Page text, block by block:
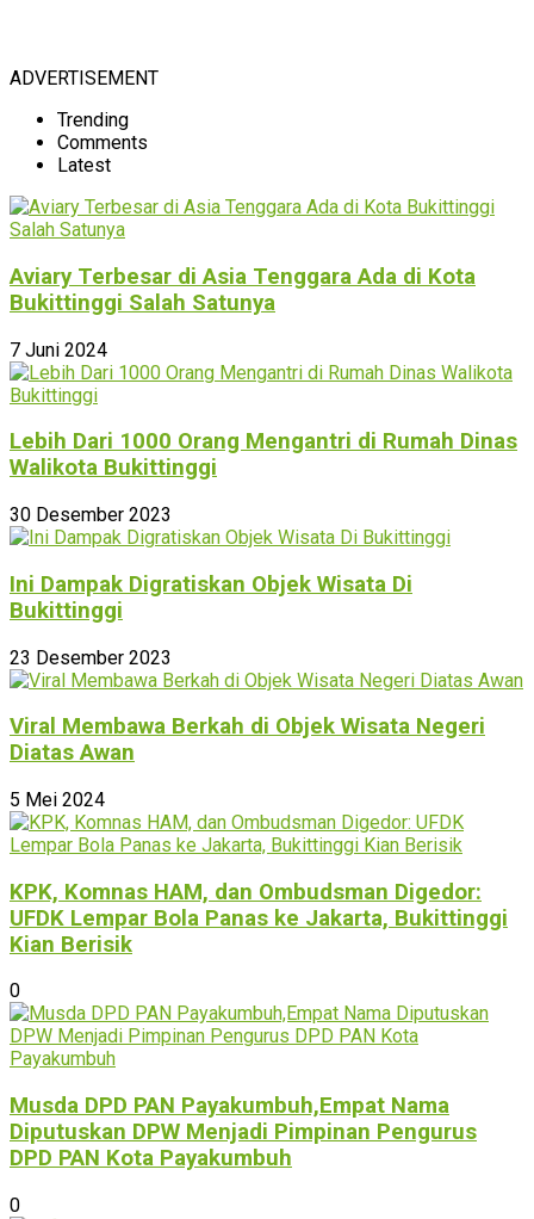
ADVERTISEMENT
Trending
Comments
Latest
Aviary Terbesar di Asia Tenggara Ada di Kota
Bukittinggi Salah Satunya
7 Juni 2024
Lebih Dari 1000 Orang Mengantri di Rumah Dinas
Walikota Bukittinggi
30 Desember 2023
Ini Dampak Digratiskan Objek Wisata Di
Bukittinggi
23 Desember 2023
Viral Membawa Berkah di Objek Wisata Negeri
Diatas Awan
5 Mei 2024
KPK, Komnas HAM, dan Ombudsman Digedor:
UFDK Lempar Bola Panas ke Jakarta, Bukittinggi
Kian Berisik
0
Musda DPD PAN Payakumbuh,Empat Nama
Diputuskan DPW Menjadi Pimpinan Pengurus
DPD PAN Kota Payakumbuh
0